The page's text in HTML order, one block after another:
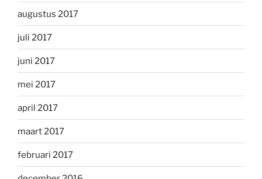
augustus 2017
juli 2017
juni 2017
mei 2017
april 2017
maart 2017
februari 2017